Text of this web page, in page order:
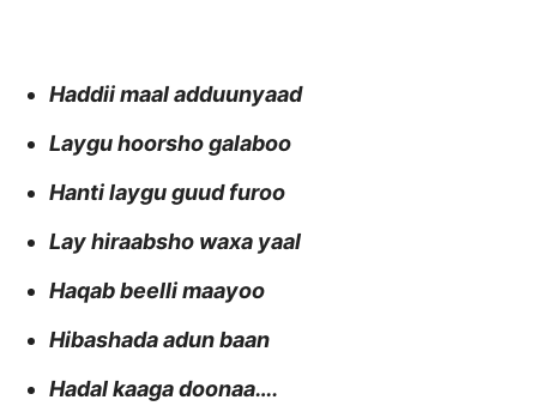
Haddii maal adduunyaad
Laygu hoorsho galaboo
Hanti laygu guud furoo
Lay hiraabsho waxa yaal
Haqab beelli maayoo
Hibashada adun baan
Hadal kaaga doonaa….